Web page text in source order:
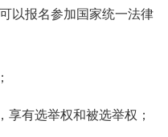
以报名参加国家统一法律
享有选举权和被选举权；